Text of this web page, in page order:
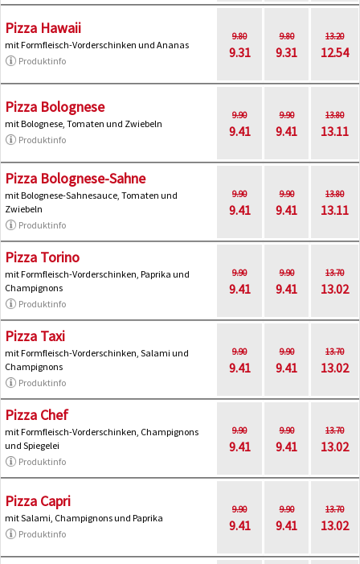
Pizza Hawaii
mit Formfleisch-Vorderschinken und Ananas
Produktinfo
9.80
9.31
9.80
9.31
13.20
12.54
Pizza Bolognese
mit Bolognese, Tomaten und Zwiebeln
Produktinfo
9.90
9.41
9.90
9.41
13.80
13.11
Pizza Bolognese-Sahne
mit Bolognese-Sahnesauce, Tomaten und
Zwiebeln
Produktinfo
9.90
9.41
9.90
9.41
13.80
13.11
Pizza Torino
mit Formfleisch-Vorderschinken, Paprika und
Champignons
Produktinfo
9.90
9.41
9.90
9.41
13.70
13.02
Pizza Taxi
mit Formfleisch-Vorderschinken, Salami und
Champignons
Produktinfo
9.90
9.41
9.90
9.41
13.70
13.02
Pizza Chef
mit Formfleisch-Vorderschinken, Champignons
und Spiegelei
Produktinfo
9.90
9.41
9.90
9.41
13.70
13.02
Pizza Capri
mit Salami, Champignons und Paprika
Produktinfo
9.90
9.41
9.90
9.41
13.70
13.02